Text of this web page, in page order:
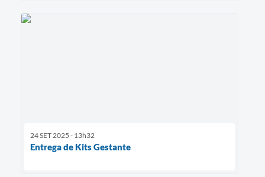
24 SET 2025 - 13h32
Entrega de Kits Gestante